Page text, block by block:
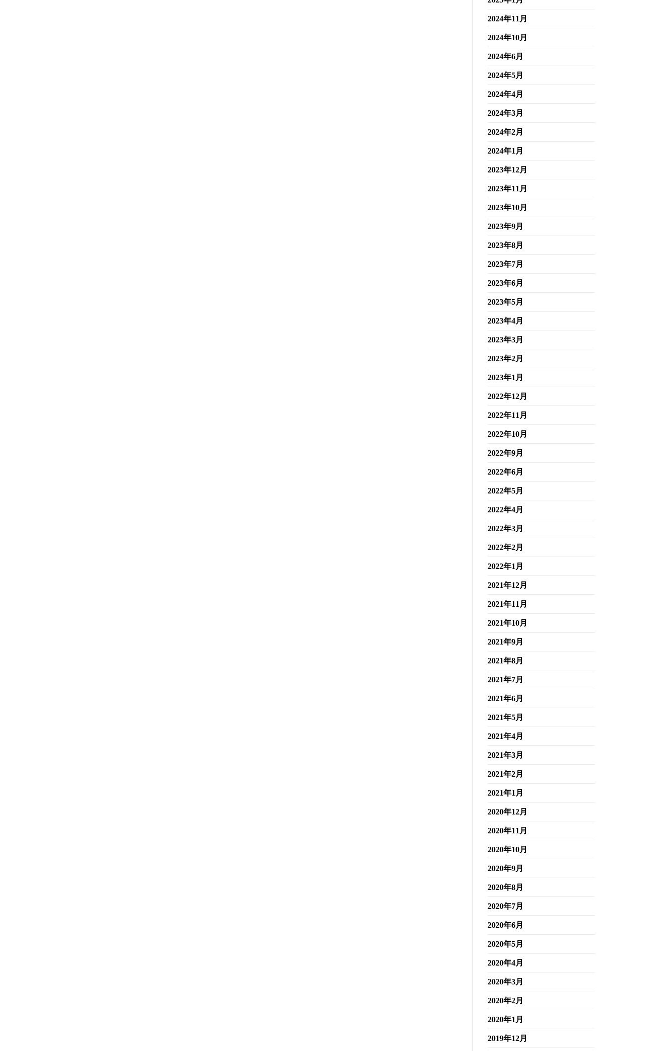
2024年11月
2024年10月
2024年6月
2024年5月
2024年4月
2024年3月
2024年2月
2024年1月
2023年12月
2023年11月
2023年10月
2023年9月
2023年8月
2023年7月
2023年6月
2023年5月
2023年4月
2023年3月
2023年2月
2023年1月
2022年12月
2022年11月
2022年10月
2022年9月
2022年6月
2022年5月
2022年4月
2022年3月
2022年2月
2022年1月
2021年12月
2021年11月
2021年10月
2021年9月
2021年8月
2021年7月
2021年6月
2021年5月
2021年4月
2021年3月
2021年2月
2021年1月
2020年12月
2020年11月
2020年10月
2020年9月
2020年8月
2020年7月
2020年6月
2020年5月
2020年4月
2020年3月
2020年2月
2020年1月
2019年12月